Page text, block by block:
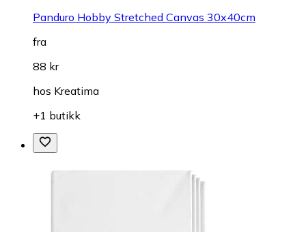
Panduro Hobby Stretched Canvas 30x40cm
fra
88 kr
hos Kreatima
+1 butikk